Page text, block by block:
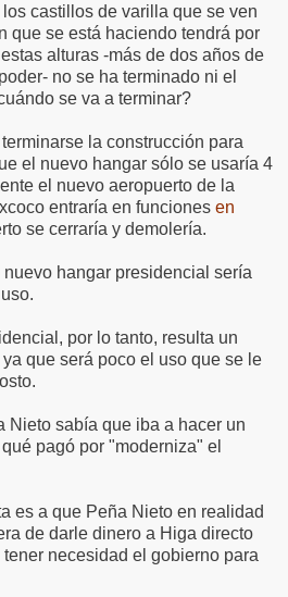
castillos de varilla que se ven
que se está haciendo tendrá por
alturas -más de dos años de
no se ha terminado ni el
se va a terminar?
la construcción para
el nuevo hangar sólo se usaría 4
el nuevo aeropuerto de la
entraría en funciones en
se cerraría y demolería.
hangar presidencial sería
por lo tanto, resulta un
que será poco el uso que se le
Nieto sabía que iba a hacer un
pagó por "moderniza" el
es a que Peña Nieto en realidad
de darle dinero a Higa directo
necesidad el gobierno para